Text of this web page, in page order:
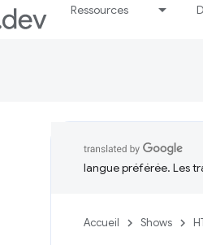
Ressources
langue préférée. Les
Accueil Shows